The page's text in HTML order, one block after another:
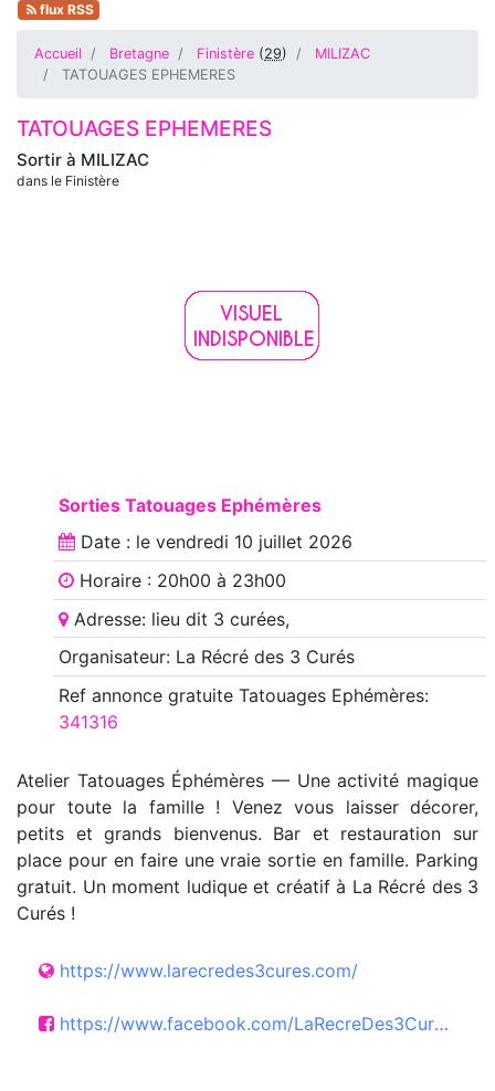
flux RSS
Accueil Bretagne Finistère (29)
MILIZAC
TATOUAGES EPHEMERES
Sortir à MILIZAC
dans le Finistère
TATOUAGES EPHEMERES
Sorties Tatouages Ephémères
Date : le vendredi 10 juillet 2026
Horaire : 20h00 à 23h00
Adresse: lieu dit 3 curées,
Organisateur: La Récré des 3 Curés
Ref annoncegratuite Tatouages Ephémères:
341316
Atelier Tatouages Éphémères — Une activité magique
pour toute la famille ! Venez vous laisser décorer,
petits et grands bienvenus. Bar et restauration sur
place pour en faire une vraie sortie en famille. Parking
gratuit. Un moment ludique et créatif à La Récré des 3
Curés !
https://www.larecredes3cures.com/
https://www.facebook.com/LaRecreDes3Cures/